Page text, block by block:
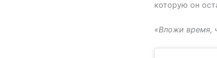
которую он
«Вложи время,